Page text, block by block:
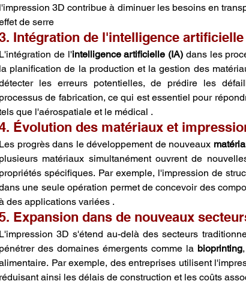
l'impression 3D contribue à diminuer les besoins en
de serre
Intégration de l'intelligence artificielle
L'intégration de l'intelligence artificielle (IA) dans les
la planification de la production et la gestion des
les erreurs potentielles, de prédire les
processus de fabrication, ce qui est essentiel pour
que l'aérospatiale et le médical .
Évolution des matériaux et
Les progrès dans le développement de nouveaux
plusieurs matériaux simultanément ouvrent de
propriétés spécifiques. Par exemple, l'impression de
une seule opération permet de concevoir des
des applications variées .
Expansion dans de nouveaux
L'impression 3D s'étend au-delà des secteurs
pénétrer des domaines émergents comme la bioprinting
Par exemple, des entreprises utilisent
réduisant ainsi les délais de construction et les coûts